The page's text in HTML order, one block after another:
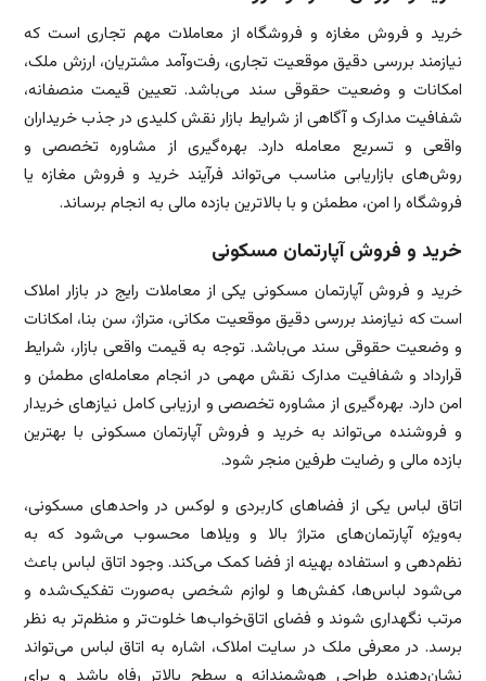
خرید و فروش مغازه و فروشگاه از معاملات مهم تجاری است که
نیازمند بررسی دقیق موقعیت تجاری، رفت‌وآمد مشتریان، ارزش ملک،
امکانات و وضعیت حقوقی سند می‌باشد. تعیین قیمت منصفانه،
شفافیت مدارک و آگاهی از شرایط بازار نقش کلیدی در جذب خریداران
واقعی و تسریع معامله دارد. بهره‌گیری از مشاوره تخصصی و
روش‌های بازاریابی مناسب می‌تواند فرآیند خرید و فروش مغازه یا
فروشگاه را امن، مطمئن و با بالاترین بازده مالی به انجام برساند.
خرید و فروش آپارتمان مسکونی
خرید و فروش آپارتمان مسکونی یکی از معاملات رایج در بازار املاک
است که نیازمند بررسی دقیق موقعیت مکانی، متراژ، سن بنا، امکانات
و وضعیت حقوقی سند می‌باشد. توجه به قیمت واقعی بازار، شرایط
قرارداد و شفافیت مدارک نقش مهمی در انجام معامله‌ای مطمئن و
امن دارد. بهره‌گیری از مشاوره تخصصی و ارزیابی کامل نیازهای خریدار
و فروشنده می‌تواند به خرید و فروش آپارتمان مسکونی با بهترین
بازده مالی و رضایت طرفین منجر شود.
اتاق لباس یکی از فضاهای کاربردی و لوکس در واحدهای مسکونی،
به‌ویژه آپارتمان‌های متراژ بالا و ویلاها محسوب می‌شود که به
نظم‌دهی و استفاده بهینه از فضا کمک می‌کند. وجود اتاق لباس باعث
می‌شود لباس‌ها، کفش‌ها و لوازم شخصی به‌صورت تفکیک‌شده و
مرتب نگهداری شوند و فضای اتاق‌خواب‌ها خلوت‌تر و منظم‌تر به نظر
برسد. در معرفی ملک در سایت املاک، اشاره به اتاق لباس می‌تواند